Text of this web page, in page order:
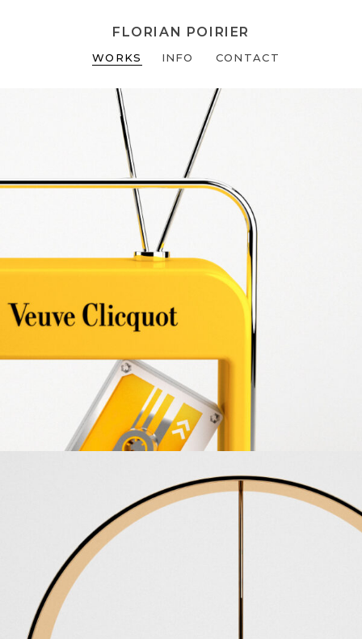
FLORIAN POIRIER
WORKS INFO CONTACT
VEUVE CLICQUOT